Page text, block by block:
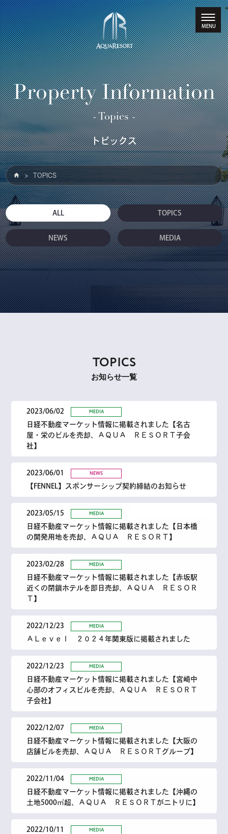
Property Information
- Topics -
トピックス
TOPICS
ALL TOPICS
NEWS MEDIA
TOPICS
お知らせ一覧
2023/06/02 MEDIA
日経不動産マーケット情報に掲載されました【名古
屋・栄のビルを売却、ＡＱＵＡ ＲＥＳＯＲＴ子会
社】
2023/06/01 NEWS
【FENNEL】スポンサーシップ契約締結のお知らせ
2023/05/15 MEDIA
日経不動産マーケット情報に掲載されました【日本橋
の開発用地を売却、ＡＱＵＡ ＲＥＳＯＲＴ】
2023/02/28 MEDIA
日経不動産マーケット情報に掲載されました【赤坂駅
近くの閉鎖ホテルを即日売却、ＡＱＵＡ ＲＥＳＯＲ
Ｔ】
2022/12/23 MEDIA
ＡＬｅｖｅｌ ２０２４年関東版に掲載されました
2022/12/23 MEDIA
日経不動産マーケット情報に掲載されました【宮崎中
心部のオフィスビルを売却、ＡＱＵＡ ＲＥＳＯＲＴ
子会社】
2022/12/07 MEDIA
日経不動産マーケット情報に掲載されました【大阪の
店舗ビルを売却、ＡＱＵＡ ＲＥＳＯＲＴグループ】
2022/11/04 MEDIA
日経不動産マーケット情報に掲載されました【沖縄の
土地5000㎡超、ＡＱＵＡ ＲＥＳＯＲＴがニトリに】
2022/10/11 MEDIA